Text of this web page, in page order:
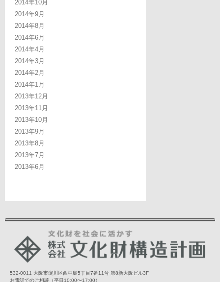
2014年10月
2014年9月
2014年8月
2014年6月
2014年4月
2014年3月
2014年2月
2014年1月
2013年12月
2013年11月
2013年10月
2013年9月
2013年8月
2013年7月
2013年6月
532-0011 大阪市淀川区西中島5丁目7番11号 第8新大阪ビル3F
お電話でのご相談（平日10:00〜17:00）